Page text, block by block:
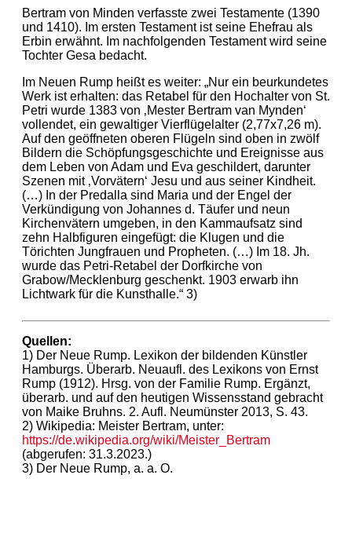
Bertram von Minden verfasste zwei Testamente (1390
und 1410). Im ersten Testament ist seine Ehefrau als
Erbin erwähnt. Im nachfolgenden Testament wird seine
Tochter Gesa bedacht.
Im Neuen Rump heißt es weiter: „Nur ein beurkundetes
Werk ist erhalten: das Retabel für den Hochalter von St.
Petri wurde 1383 von ‚Mester Bertram van Mynden‘
vollendet, ein gewaltiger Vierflügelalter (2,77x7,26 m).
Auf den geöffneten oberen Flügeln sind oben in zwölf
Bildern die Schöpfungsgeschichte und Ereignisse aus
dem Leben von Adam und Eva geschildert, darunter
Szenen mit ‚Vorvätern‘ Jesu und aus seiner Kindheit.
(…) In der Predalla sind Maria und der Engel der
Verkündigung von Johannes d. Täufer und neun
Kirchenvätern umgeben, in den Kammaufsatz sind
zehn Halbfiguren eingefügt: die Klugen und die
Törichten Jungfrauen und Propheten. (…) Im 18. Jh.
wurde das Petri-Retabel der Dorfkirche von
Grabow/Mecklenburg geschenkt. 1903 erwarb ihn
Lichtwark für die Kunsthalle.“ 3)
Quellen:
1) Der Neue Rump. Lexikon der bildenden Künstler
Hamburgs. Überarb. Neuaufl. des Lexikons von Ernst
Rump (1912). Hrsg. von der Familie Rump. Ergänzt,
überarb. und auf den heutigen Wissensstand gebracht
von Maike Bruhns. 2. Aufl. Neumünster 2013, S. 43.
2) Wikipedia: Meister Bertram, unter:
https://de.wikipedia.org/wiki/Meister_Bertram
(abgerufen: 31.3.2023.)
3) Der Neue Rump, a. a. O.